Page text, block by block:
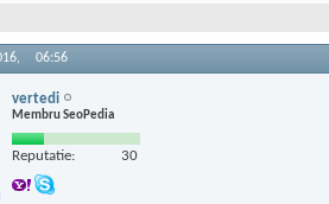
06:56
vertedi
Membru SeoPedia
Reputatie: 30